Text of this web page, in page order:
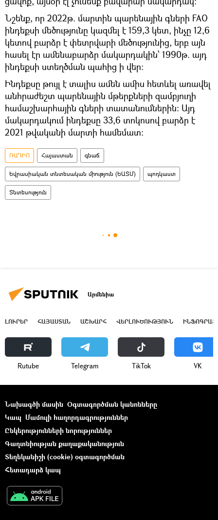
Նշենք, որ 2022թ. մարտին պարենային գների FAO
ինդեքսի մեծությունը կազմել է 159,3 կետ, ինչը 12,6
կետով բարձր է փետրվարի մեծությունից, երբ այն
հասել էր ամենաբարձր մակարդակին՝ 1990թ. այդ
ինդեքսի ստեղծման պահից ի վեր։
Ինդեքսը թույլ է տալիս ամեն ամիս հետևել առավել
անհրաժեշտ պարենային մթերքների զամբյուղի
համաշխարհային գների տատանումներին։ Այդ
մակարդակում ինդեքսը 33,6 տոկոսով բարձր է
2021 թվականի մարտի համեմատ։
ՌԱԴԻՈ Հայաստան գնաճ
Եվրասիական տնտեսական միություն (ԵԱՏՄ) պոդկաստ
Տնտեսություն
Արմենիա
ԼՈՒՐԵՐ ՀԱՅԱՍՏԱՆ ԱՇԽԱՐՀ ՎԵՐԼՈՒԾՈՒԹՅՈՒՆ
Rutube Telegram ТikТоk VK
Նախագծի մասին Օգտագործման կանոնները
Կապ Մամուլի հաղորդագրություններ
Ընկերությունների նորություններ
Գաղտնիության քաղաքականություն
Տեղեկանիշի (cookie) օգտագործման
Հետադարձ կապ